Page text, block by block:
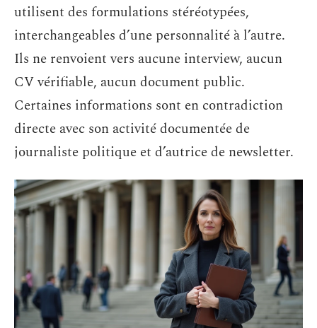
utilisent des formulations stéréotypées,
interchangeables d’une personnalité à l’autre.
Ils ne renvoient vers aucune interview, aucun
CV vérifiable, aucun document public.
Certaines informations sont en contradiction
directe avec son activité documentée de
journaliste politique et d’autrice de newsletter.